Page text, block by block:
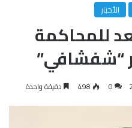
الأخبار
للمحاكمة
“شفشافي”
0
498 دقيقة واحدة